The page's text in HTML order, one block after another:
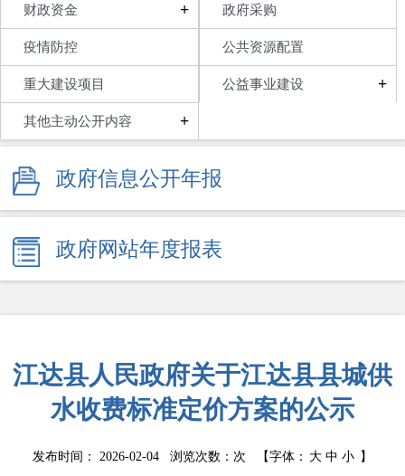
财政资金 + 政府采购
疫情防控 公共资源配置
重大建设项目 公益事业建设 +
其他主动公开内容 +
政府信息公开年报
政府网站年度报表
江达县人民政府关于江达县县城供
水收费标准定价方案的公示
发布时间： 2026-02-04 浏览次数： 次 【字体： 大 中 小 】